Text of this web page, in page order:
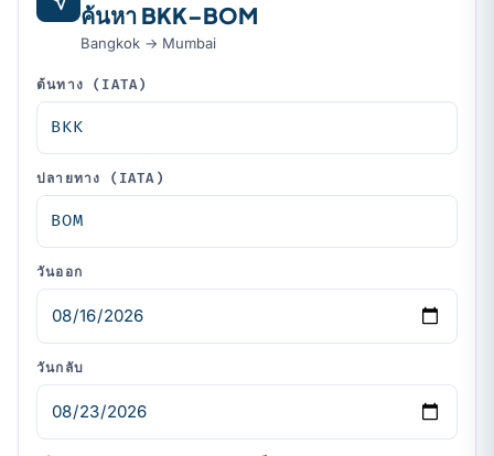
ค้นหา BKK–BOM
Bangkok → Mumbai
ต้นทาง (IATA)
ปลายทาง (IATA)
วันออก
วันกลับ